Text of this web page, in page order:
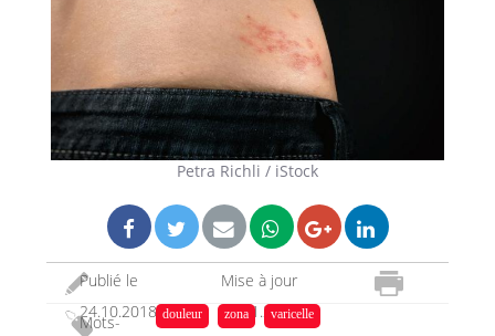
Petra Richli / iStock
Publié le
24.10.2018
Mise à jour
06.01.2023
Mots-
douleur zona varicelle